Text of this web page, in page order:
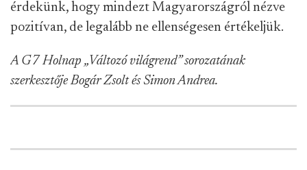
érdekünk, hogy mindezt Magyarországról nézve
pozitívan, de legalább ne ellenségesen értékeljük.
A G7 Holnap „Változó világrend” sorozatának
szerkesztője Bogár Zsolt és Simon Andrea.